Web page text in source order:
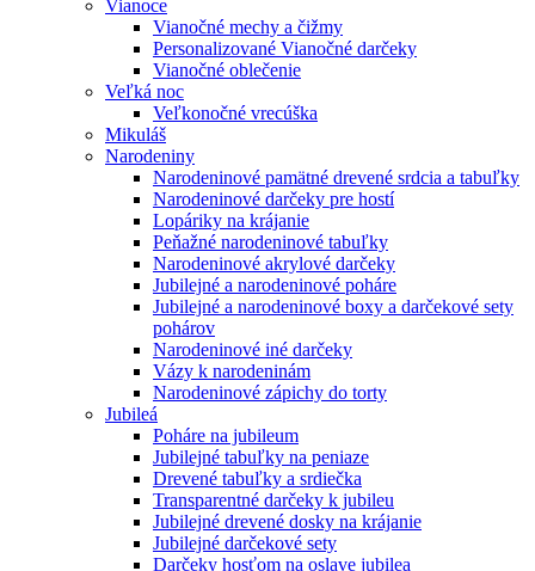
Vianoce
Vianočné mechy a čižmy
Personalizované Vianočné darčeky
Vianočné oblečenie
Veľká noc
Veľkonočné vrecúška
Mikuláš
Narodeniny
Narodeninové pamätné drevené srdcia a tabuľky
Narodeninové darčeky pre hostí
Lopáriky na krájanie
Peňažné narodeninové tabuľky
Narodeninové akrylové darčeky
Jubilejné a narodeninové poháre
Jubilejné a narodeninové boxy a darčekové sety
pohárov
Narodeninové iné darčeky
Vázy k narodeninám
Narodeninové zápichy do torty
Jubileá
Poháre na jubileum
Jubilejné tabuľky na peniaze
Drevené tabuľky a srdiečka
Transparentné darčeky k jubileu
Jubilejné drevené dosky na krájanie
Jubilejné darčekové sety
Darčeky hosťom na oslave jubilea